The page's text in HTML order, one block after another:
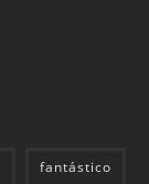
fantástico